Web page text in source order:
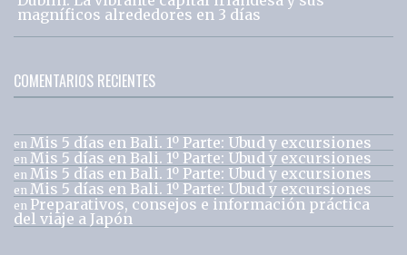
magníficos alrededores en 3 días
COMENTARIOS RECIENTES
en Mis 5 días en Bali. 1º Parte: Ubud y excursiones
en Mis 5 días en Bali. 1º Parte: Ubud y excursiones
en Mis 5 días en Bali. 1º Parte: Ubud y excursiones
en Mis 5 días en Bali. 1º Parte: Ubud y excursiones
en Preparativos, consejos e información práctica
del viaje a Japón